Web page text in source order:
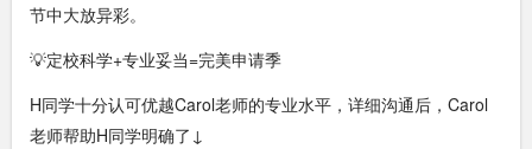
节中大放异彩。
💡定校科学+专业妥当=完美申请季
H同学十分认可优越Carol老师的专业水平，详细沟通后，Carol
老师帮助H同学明确了↓